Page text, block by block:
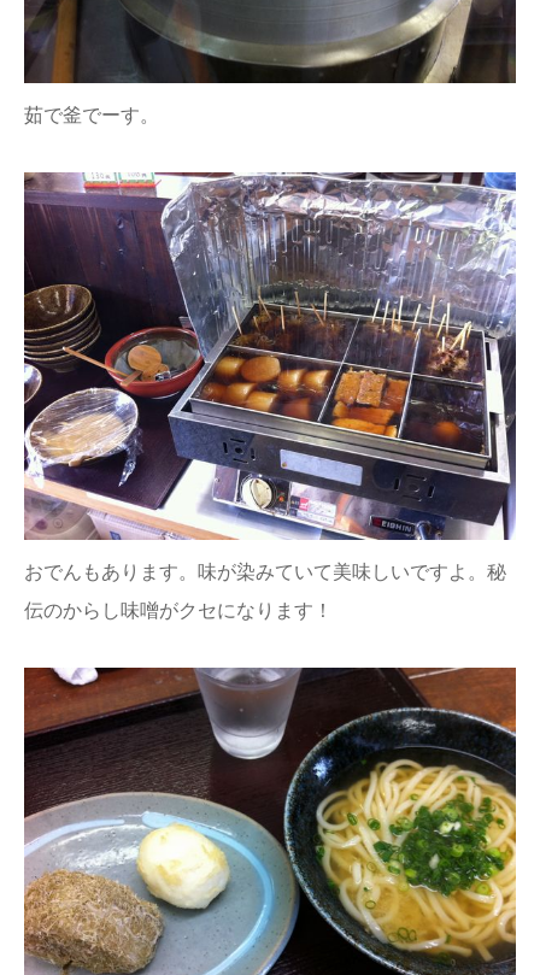
茹で釜でーす。
おでんもあります。味が染みていて美味しいですよ。秘
伝のからし味噌がクセになります！